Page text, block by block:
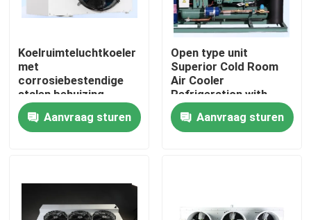
Thuis
Over Ons
Koelruimteluchtkoeler
met
corrosiebestendige
stalen behuizing,
dubbellagig
waterbakje en
warmtewisselaarpijp
Aanvraag sturen
Open type unit
Superior Cold Room
Air Cooler
Refrigeration with
Bitzer Compressor
Comprehensive
Product Line for Wide
Aanvraag sturen